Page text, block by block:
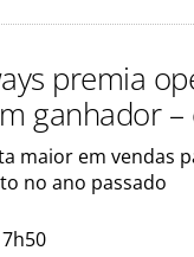
premia
ganhador –
maior em vendas
no ano passado